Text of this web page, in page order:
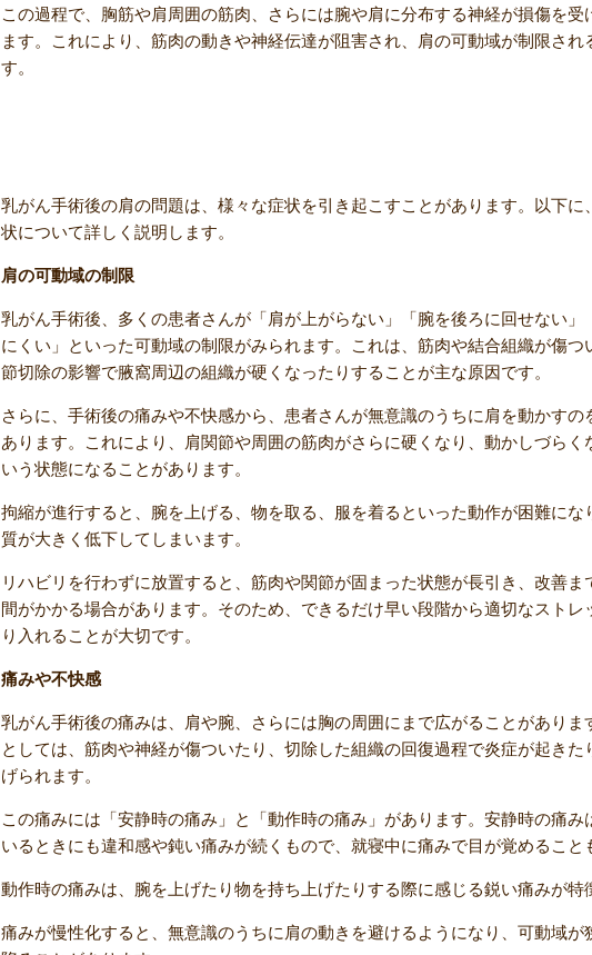
この過程で、胸筋や肩周囲の筋肉、さらには腕や肩に分布する神経が損傷を受
ます。これにより、筋肉の動きや神経伝達が阻害され、肩の可動域が制限され
す。
乳がん手術後の肩の問題は、様々な症状を引き起こすことがあります。以下に
状について詳しく説明します。
肩の可動域の制限
乳がん手術後、多くの患者さんが「肩が上がらない」「腕を後ろに回せない」
にくい」といった可動域の制限がみられます。これは、筋肉や結合組織が傷つ
節切除の影響で腋窩周辺の組織が硬くなったりすることが主な原因です。
さらに、手術後の痛みや不快感から、患者さんが無意識のうちに肩を動かすの
あります。これにより、肩関節や周囲の筋肉がさらに硬くなり、動かしづらく
いう状態になることがあります。
拘縮が進行すると、腕を上げる、物を取る、服を着るといった動作が困難にな
質が大きく低下してしまいます。
リハビリを行わずに放置すると、筋肉や関節が固まった状態が長引き、改善ま
間がかかる場合があります。そのため、できるだけ早い段階から適切なストレ
り入れることが大切です。
痛みや不快感
乳がん手術後の痛みは、肩や腕、さらには胸の周囲にまで広がることがありま
としては、筋肉や神経が傷ついたり、切除した組織の回復過程で炎症が起きた
げられます。
この痛みには「安静時の痛み」と「動作時の痛み」があります。安静時の痛み
いるときにも違和感や鈍い痛みが続くもので、就寝中に痛みで目が覚めること
動作時の痛みは、腕を上げたり物を持ち上げたりする際に感じる鋭い痛みが特
痛みが慢性化すると、無意識のうちに肩の動きを避けるようになり、可動域が